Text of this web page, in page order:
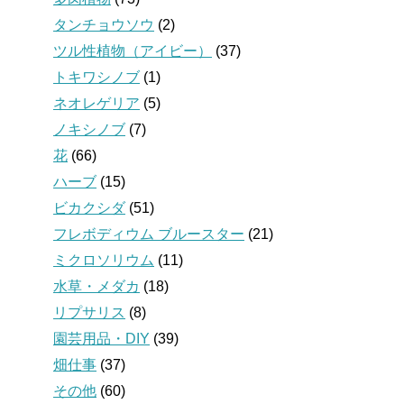
タンチョウソウ (2)
ツル性植物（アイビー）
(37)
トキワシノブ (1)
ネオレゲリア (5)
ノキシノブ (7)
花 (66)
ハーブ (15)
ビカクシダ(51)
フレボディウム ブルースター (21)
ミクロソリウム (11)
水草・メダカ (18)
リプサリス (8)
園芸用品・DIY (39)
畑仕事 (37)
その他 (60)